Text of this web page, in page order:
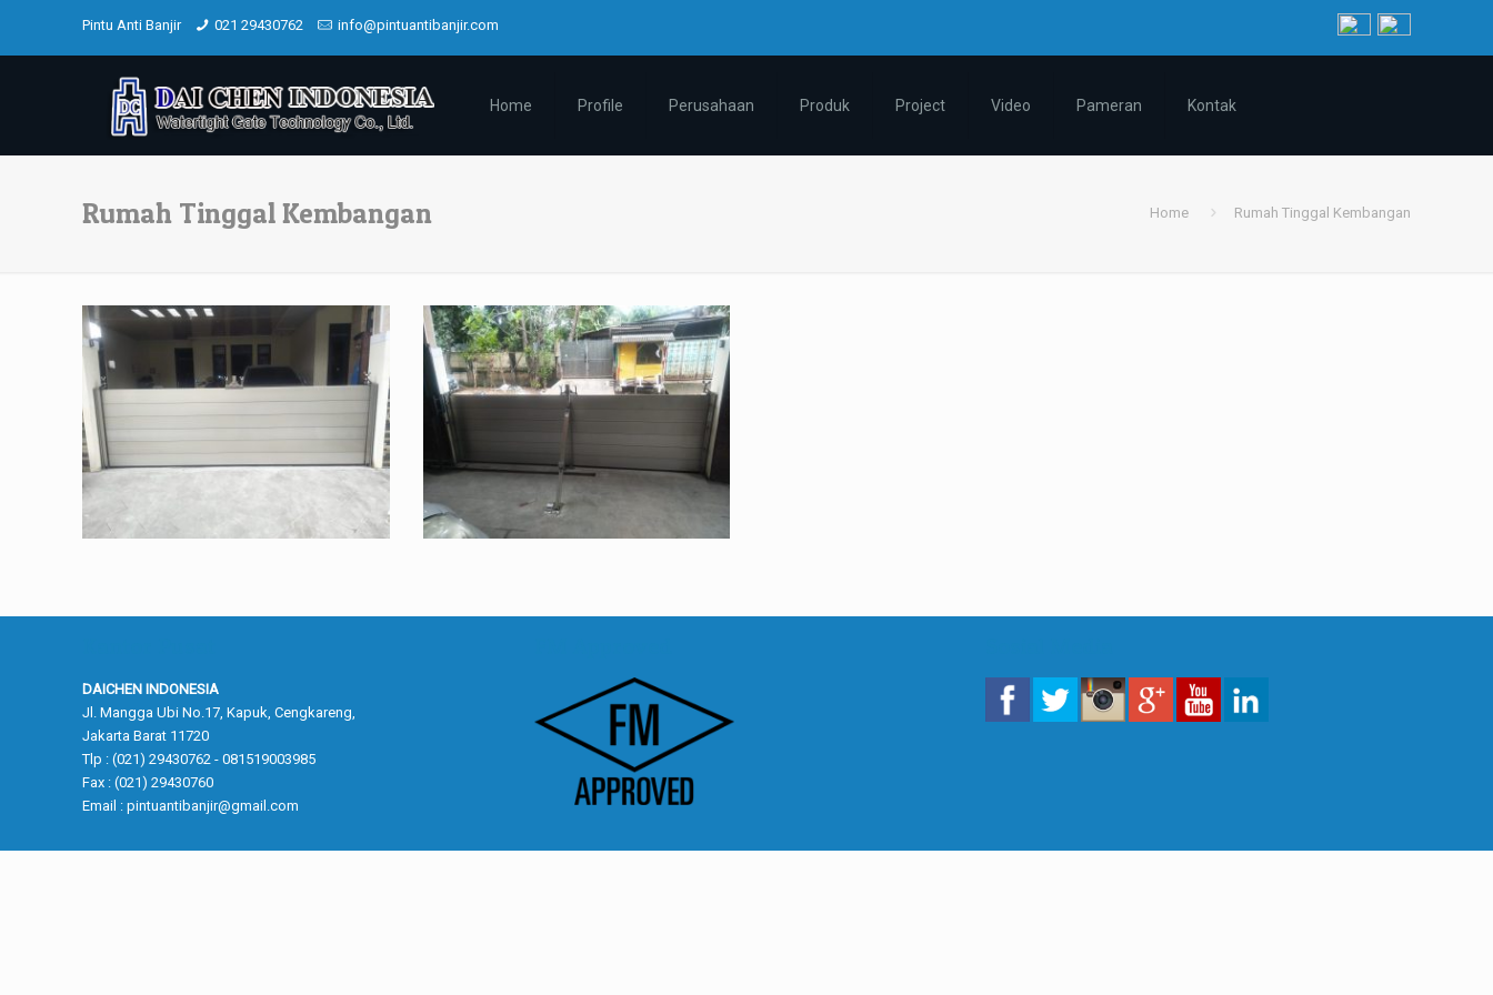
Pintu Anti Banjir 021 29430762 info@pintuantibanjir.com
Home Profile Perusahaan Produk Project Video Pameran Kontak
Rumah Tinggal Kembangan Home Rumah Tinggal Kembangan
DAICHEN INDONESIA
Jl. Mangga Ubi No.17, Kapuk, Cengkareng,
Jakarta Barat 11720
Tlp : (021) 29430762 - 081519003985
Fax : (021) 29430760
Email :pintuantibanjir@gmail.com